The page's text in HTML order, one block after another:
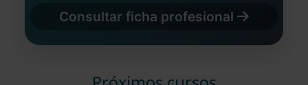
Consultar ficha profesional